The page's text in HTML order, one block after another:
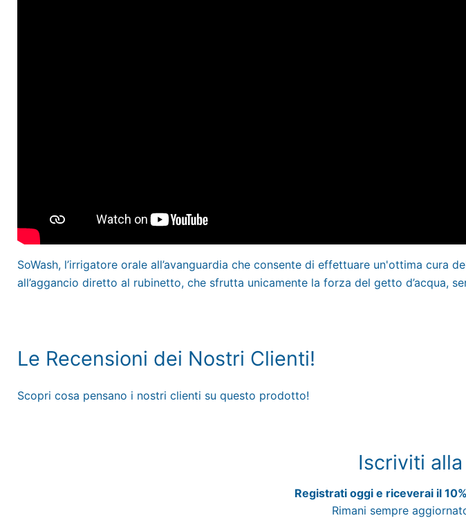
SoWash, l’irrigatore orale all’avanguardia che consente di effettuare un'ottima cura
all’aggancio diretto al rubinetto, che sfrutta unicamente la forza del getto d’acqua,
Le Recensioni dei Nostri Clienti!
Scopri cosa pensano i nostri clienti su questo prodotto!
Iscriviti
Registrati oggi e riceverai il
Rimani sempre